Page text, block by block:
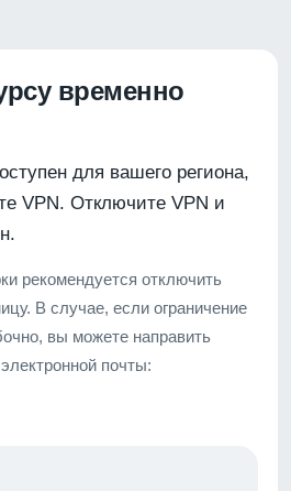
временно
для вашего региона,
VPN. Отключите VPN и
рекомендуется отключить
В случае, если ограничение
вы можете направить
почты: